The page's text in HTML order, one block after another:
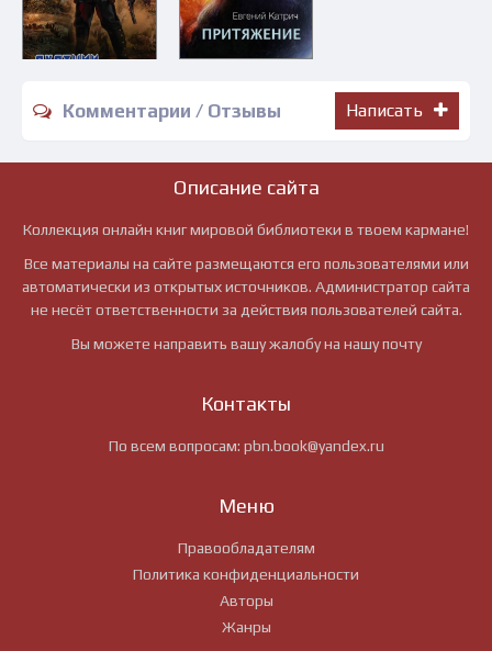
Комментарии / Отзывы Написать
Описание сайта
Коллекция онлайн книг мировой библиотеки в твоем кармане!
Все материалы на сайте размещаются его пользователями или
автоматически из открытых источников. Администратор сайта
не несёт ответственности за действия пользователей сайта.
Вы можете направить вашу жалобу на нашу почту
Контакты
По всем вопросам: pbn.book@yandex.ru
Меню
Правообладателям
Политика конфиденциальности
Авторы
Жанры